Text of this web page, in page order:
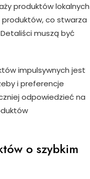
produktów lokalnych
co stwarza
muszą być
impulsywnych jest
i preferencje
odpowiedzieć na
o szybkim